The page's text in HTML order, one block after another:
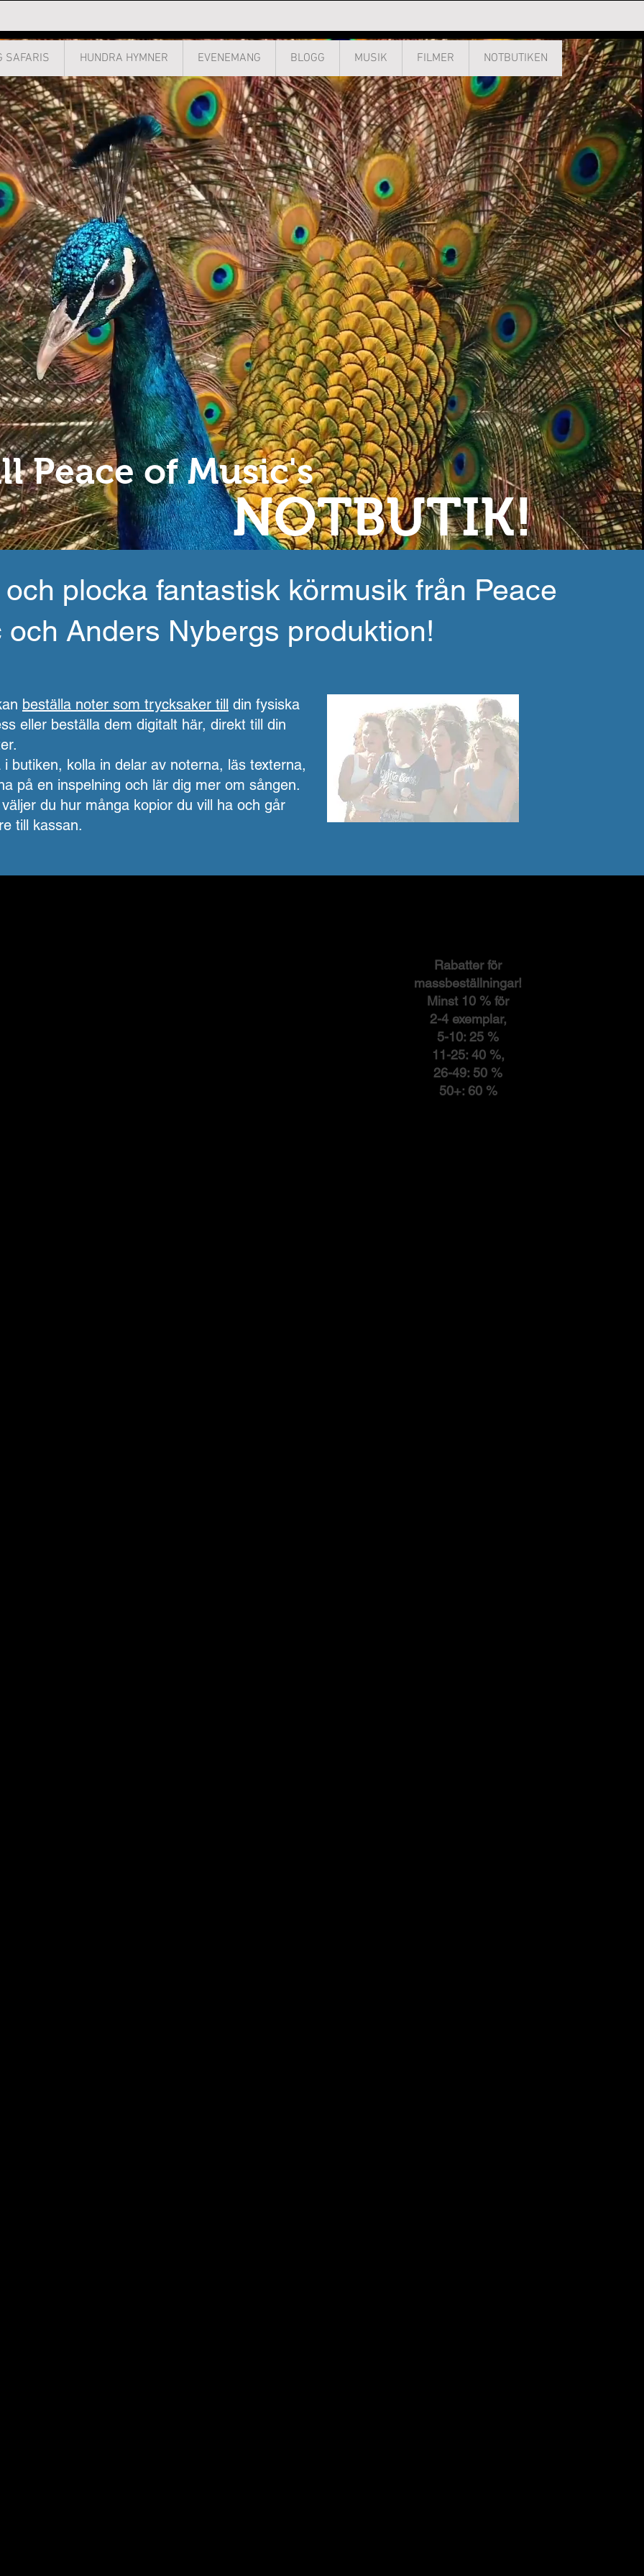
SAFARIS HUNDRA HYMNER EVENEMANG BLOGG MUSIK FILMER NOTBUTIKEN
NOTBUTIK!
Peace of Music's
plocka fantastisk körmusik från Peace
och Anders Nybergs produktion!
beställa noter som trycksaker till din fysiska
eller beställa dem digitalt här, direkt till din
i butiken, kolla in delar av noterna, läs texterna,
på en inspelning och lär dig mer om sången.
du hur många kopior du vill ha och går
till kassan.
Rabatter för
massbeställningar!
Minst 10 % för
2-4 exemplar,
5-10: 25 %
11-25: 40 %,
26-49: 50 %
50+: 60 %